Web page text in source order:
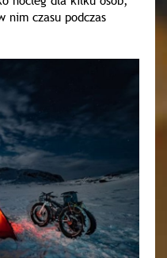
nim czasu podczas